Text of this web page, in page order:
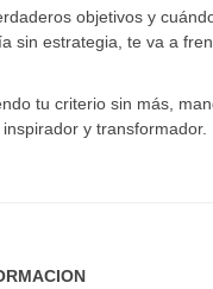
objetivos y
sin estrategia, te va a
tu criterio sin más,
y transformador.